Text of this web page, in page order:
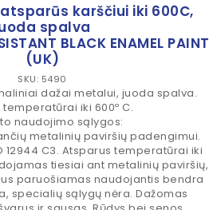
karščiui iki 600C,
spalva
BLACK ENAMEL PAINT
(UK)
SKU: 5490
dažai metalui, juoda spalva.
iki 600º C.
naudojimo sąlygos:
metalinių paviršių padengimui.
12944 C3. Atsparus temperatūrai iki
tiesiai ant metalinių paviršių,
paruošiamas naudojantis bendra
specialių sąlygų nėra. Dažomas